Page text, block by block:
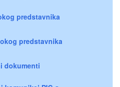
predstavnika
predstavnika
dokumenti